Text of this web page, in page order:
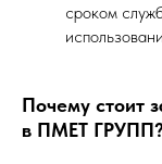
сроком
Почему стоит
в ПМЕТ